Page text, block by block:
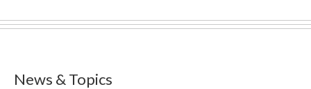
News & Topics